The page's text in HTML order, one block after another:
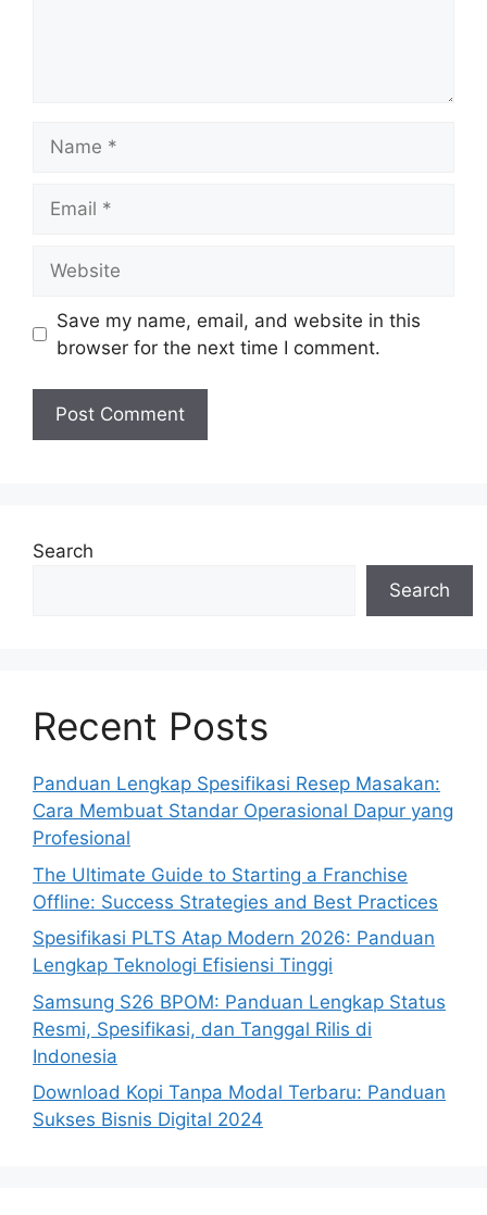
Save my name, email, and website in this
browser for the next time I comment.
Search
Search
Recent Posts
Panduan Lengkap Spesifikasi Resep Masakan:
Cara Membuat Standar Operasional Dapur yang
Profesional
The Ultimate Guide to Starting a Franchise
Offline: Success Strategies and Best Practices
Spesifikasi PLTS Atap Modern 2026: Panduan
Lengkap Teknologi Efisiensi Tinggi
Samsung S26 BPOM: Panduan Lengkap Status
Resmi, Spesifikasi, dan Tanggal Rilis di
Indonesia
Download Kopi Tanpa Modal Terbaru: Panduan
Sukses Bisnis Digital 2024